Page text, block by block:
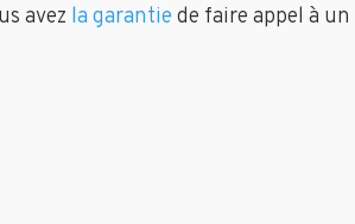
avez la garantie de faire appel à un